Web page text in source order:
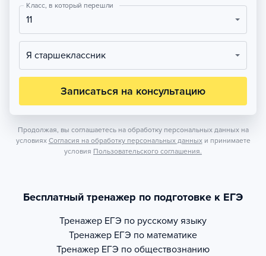
Класс, в который перешли
11
Я старшеклассник
Записаться на консультацию
Продолжая, вы соглашаетесь на обработку персональных данных на
условиях Согласия на обработку персональных данных и принимаете
условия Пользовательского соглашения.
Бесплатный тренажер по подготовке к ЕГЭ
Тренажер ЕГЭ по русскому языку
Тренажер ЕГЭ по математике
Тренажер ЕГЭ по обществознанию